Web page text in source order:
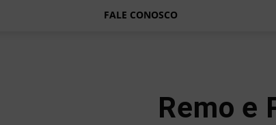
FALE CONOSCO
Remo e